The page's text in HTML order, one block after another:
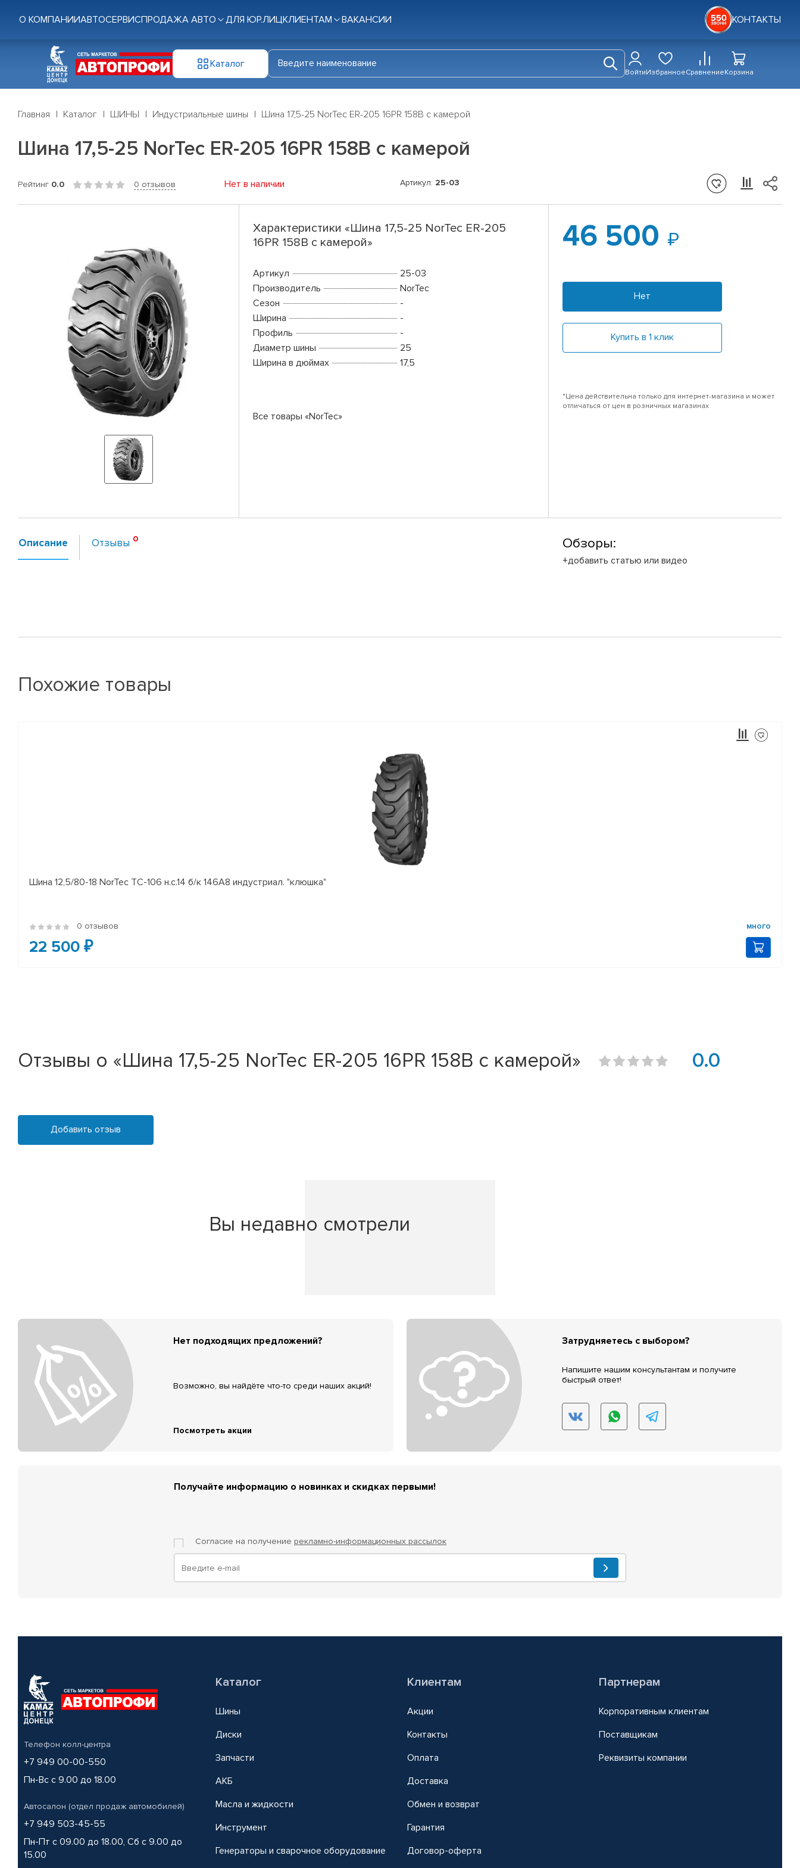
О КОМПАНИИАВТОСЕРВИСПРОДАЖА АВТО ДЛЯ ЮР.ЛИЦКЛИЕНТАМ ВАКАНСИИ КОНТАКТЫ
Каталог
ВойтиИзбранноеСравнениеКорзина
Главная Каталог ШИНЫ Индустриальные шины Шина 17,5-25 NorTec ER-205 16PR 158B с камерой
Шина 17,5-25 NorTec ER-205 16PR 158B с камерой
Рейтинг 0.0 0 отзывов Нет в наличии Артикул: 25-03
Характеристики «Шина 17,5-25 NorTec ER-205
16PR 158B с камерой»
Артикул
25-03
Производитель
NorTec
Сезон
-
Ширина
-
Профиль
-
Диаметр шины
25
Ширина в дюймах
17,5
Все товары «NorTec»
46 500
Нет
Купить в 1 клик
*Цена действительна только для интернет-магазина и может
отличаться от цен в розничных магазинах
Описание Отзывы Обзоры:
+добавить статью или видео
Похожие товары
Шина 12,5/80-18 NorTec TC-106 н.с.14 б/к 146A8 индустриал. "клюшка"
0 отзывов много
22 500 ₽
Отзывы о «Шина 17,5-25 NorTec ER-205 16PR 158B с камерой» 0.0
Добавить отзыв
Вы недавно смотрели
Нет подходящих предложений?
Возможно, вы найдёте что-то среди наших акций!
Посмотреть акции
Затрудняетесь с выбором?
Напишите нашим консультантам и получите
быстрый ответ!
Получайте информацию о новинках и скидках первыми!
Согласие на получение рекламно-информационных рассылок
Телефон колл-центра
+7 949 00-00-550
Пн-Вс с 9.00 до 18.00
Автосалон (отдел продаж автомобилей)
+7 949 503-45-55
Пн-Пт с 09.00 до 18.00, Сб с 9.00 до
15.00
Каталог
Шины
Диски
Запчасти
АКБ
Масла и жидкости
Инструмент
Генераторы и сварочное оборудование
Клиентам
Акции
Контакты
Оплата
Доставка
Обмен и возврат
Гарантия
Договор-оферта
Партнерам
Корпоративным клиентам
Поставщикам
Реквизиты компании